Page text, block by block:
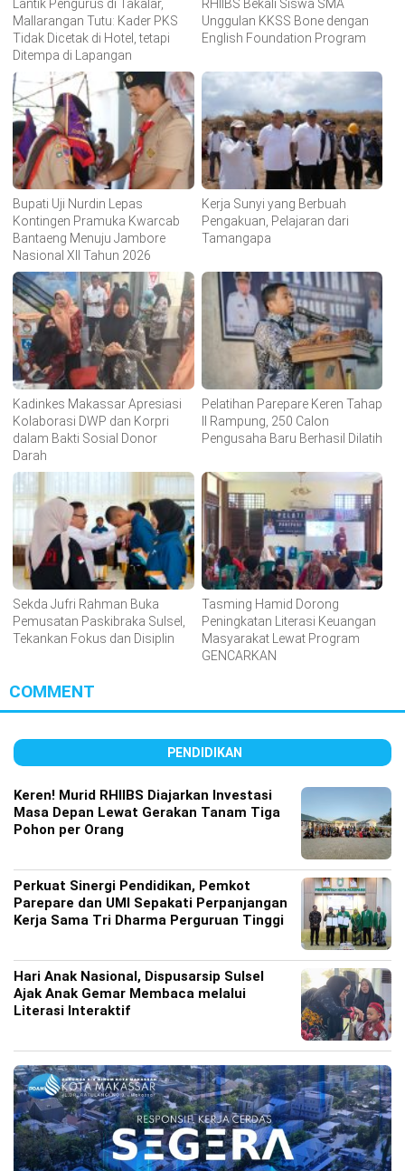
Lantik Pengurus di Takalar,
Mallarangan Tutu: Kader PKS
Tidak Dicetak di Hotel, tetapi
Ditempa di Lapangan
RHIIBS Bekali Siswa SMA
Unggulan KKSS Bone dengan
English Foundation Program
Bupati Uji Nurdin Lepas
Kontingen Pramuka Kwarcab
Bantaeng Menuju Jambore
Nasional XII Tahun 2026
Kerja Sunyi yang Berbuah
Pengakuan, Pelajaran dari
Tamangapa
Kadinkes Makassar Apresiasi
Kolaborasi DWP dan Korpri
dalam Bakti Sosial Donor
Darah
Pelatihan Parepare Keren Tahap
II Rampung, 250 Calon
Pengusaha Baru Berhasil Dilatih
Sekda Jufri Rahman Buka
Pemusatan Paskibraka Sulsel,
Tekankan Fokus dan Disiplin
Tasming Hamid Dorong
Peningkatan Literasi Keuangan
Masyarakat Lewat Program
GENCARKAN
COMMENT
PENDIDIKAN
Keren! Murid RHIIBS Diajarkan Investasi
Masa Depan Lewat Gerakan Tanam Tiga
Pohon per Orang
Perkuat Sinergi Pendidikan, Pemkot
Parepare dan UMI Sepakati Perpanjangan
Kerja Sama Tri Dharma Perguruan Tinggi
Hari Anak Nasional, Dispusarsip Sulsel
Ajak Anak Gemar Membaca melalui
Literasi Interaktif